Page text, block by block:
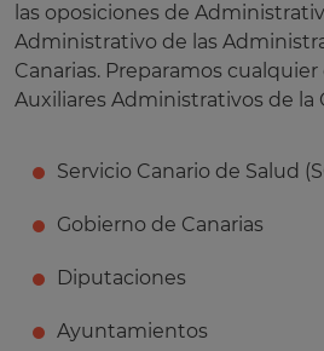
las oposiciones de
Administrativo de las
Canarias. Preparamos
Auxiliares Administrativos de la
Servicio Canario de Salud
Gobierno de Canarias
Diputaciones
Ayuntamientos